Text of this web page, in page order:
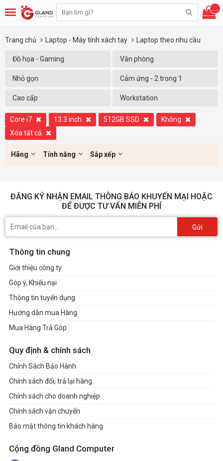
...
Trang chủ Laptop - Máy tính xách tay Laptop theo nhu cầu
Đồ họa - Gaming Văn phòng
Nhỏ gọn Cảm ứng - 2 trong 1
Cao cấp Workstation
Core i7 13.3 inch 512GB SSD
Không
Xóa tất cả
Hãng Tính năng Sắp xếp
ĐĂNG KÝ NHẬN EMAIL THÔNG BÁO KHUYẾN MẠI HOẶC
ĐỂ ĐƯỢC TƯ VẤN MIỄN PHÍ
Gửi
Thông tin chung
Giới thiệu công ty
Góp ý, Khiếu nại
Thông tin tuyển dụng
Hướng dẫn mua Hàng
Mua Hàng Trả Góp
Quy định & chính sách
Chính Sách Bảo Hành
Chính sách đổi, trả lại hàng
Chính sách cho doanh nghiệp
Chính sách vận chuyển
Bảo mật thông tin khách hàng
Cộng đồng Gland Computer